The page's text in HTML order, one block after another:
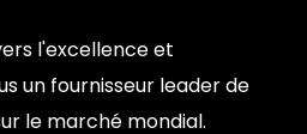
l'excellence et
un fournisseur leader de
le marché mondial.